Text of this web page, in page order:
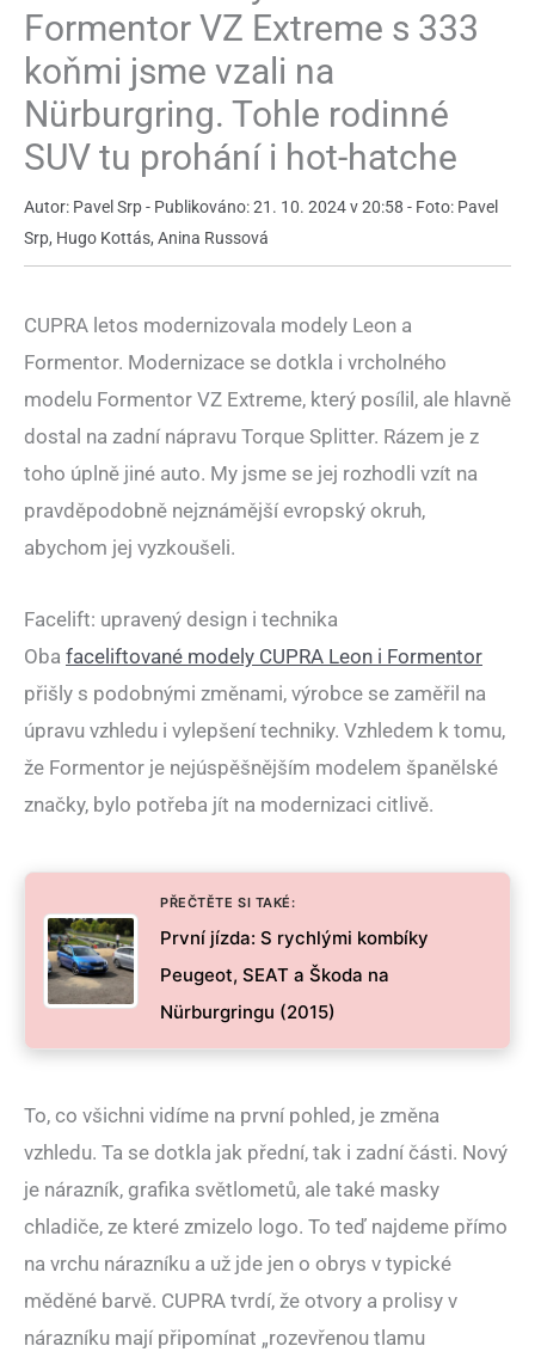
Formentor VZ Extreme s 333
koňmi jsme vzali na
Nürburgring. Tohle rodinné
SUV tu prohání i hot-hatche
Autor: Pavel Srp - Publikováno: 21. 10. 2024 v 20:58 - Foto: Pavel
Srp, Hugo Kottás, Anina Russová
CUPRA letos modernizovala modely Leon a
Formentor. Modernizace se dotkla i vrcholného
modelu Formentor VZ Extreme, který posílil, ale hlavně
dostal na zadní nápravu Torque Splitter. Rázem je z
toho úplně jiné auto. My jsme se jej rozhodli vzít na
pravděpodobně nejznámější evropský okruh,
abychom jej vyzkoušeli.
Facelift: upravený design i technika
Oba faceliftované modely CUPRA Leon i Formentor
přišly s podobnými změnami, výrobce se zaměřil na
úpravu vzhledu i vylepšení techniky. Vzhledem k tomu,
že Formentor je nejúspěšnějším modelem španělské
značky, bylo potřeba jít na modernizaci citlivě.
PŘEČTĚTE SI TAKÉ:
První jízda: S rychlými kombíky
Peugeot, SEAT a Škoda na
Nürburgringu (2015)
To, co všichni vidíme na první pohled, je změna
vzhledu. Ta se dotkla jak přední, tak i zadní části. Nový
je nárazník, grafika světlometů, ale také masky
chladiče, ze které zmizelo logo. To teď najdeme přímo
na vrchu nárazníku a už jde jen o obrys v typické
měděné barvě. CUPRA tvrdí, že otvory a prolisy v
nárazníku mají připomínat „rozevřenou tlamu